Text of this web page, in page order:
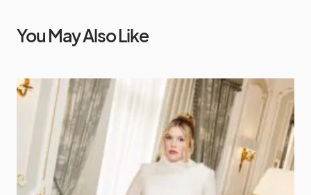
You May Also Like